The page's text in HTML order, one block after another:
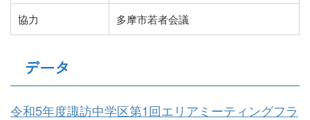
協力 多摩市若者会議
データ
令和5年度諏訪中学区第1回エリアミーティングフラ